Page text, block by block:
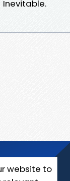
Inevitable.
website to